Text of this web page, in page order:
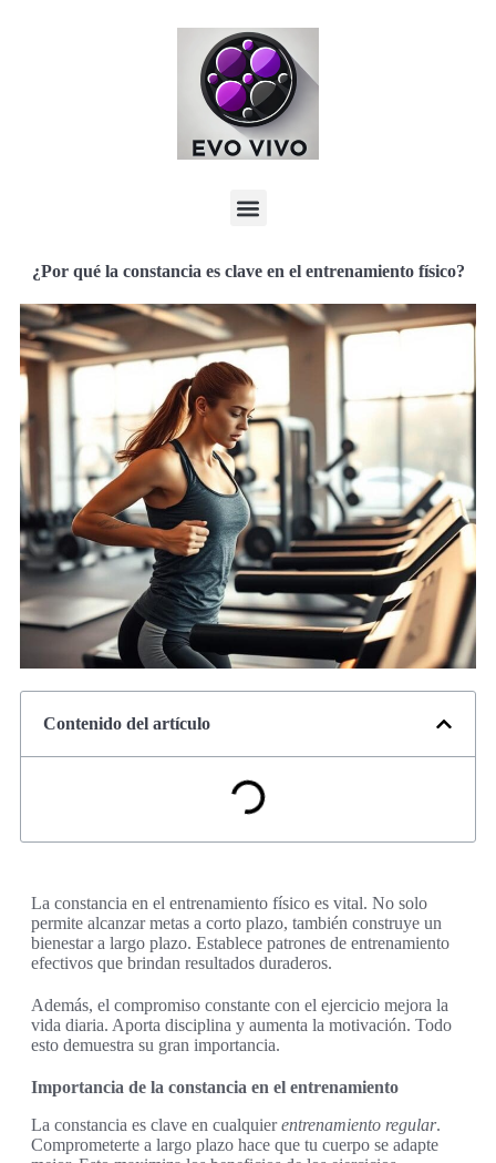
¿Por qué la constancia es clave en el entrenamiento físico?
Contenido del artículo
La constancia en el entrenamiento físico es vital. No solo
permite alcanzar metas a corto plazo, también construye un
bienestar a largo plazo. Establece patrones de entrenamiento
efectivos que brindan resultados duraderos.
Además, el compromiso constante con el ejercicio mejora la
vida diaria. Aporta disciplina y aumenta la motivación. Todo
esto demuestra su gran importancia.
Importancia de la constancia en el entrenamiento
La constancia es clave en cualquierentrenamiento regular.
Comprometerte a largo plazo hace que tu cuerpo se adapte